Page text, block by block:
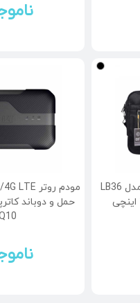
کیف لپ تاپ کاترپیلار مدل LB36